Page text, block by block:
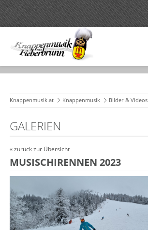
Knappenmusik.at Knappenmusik Bilder & Videos
GALERIEN
« zurück zur Übersicht
MUSISCHIRENNEN 2023